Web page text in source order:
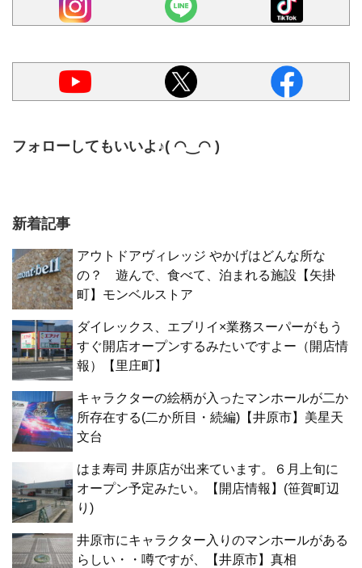
フォローしてもいいよ♪( ◠‿◠ )
新着記事
アウトドアヴィレッジ やかげはどんな所な
の？ 遊んで、食べて、泊まれる施設【矢掛
町】モンベルストア
ダイレックス、エブリイ×業務スーパーがもう
すぐ開店オープンするみたいですよー（開店情
報）【里庄町】
キャラクターの絵柄が入ったマンホールが二か
所存在する(二か所目・続編)【井原市】美星天
文台
はま寿司 井原店が出来ています。６月上旬に
オープン予定みたい。【開店情報】(笹賀町辺
り)
井原市にキャラクター入りのマンホールがある
らしい・・噂ですが、【井原市】真相